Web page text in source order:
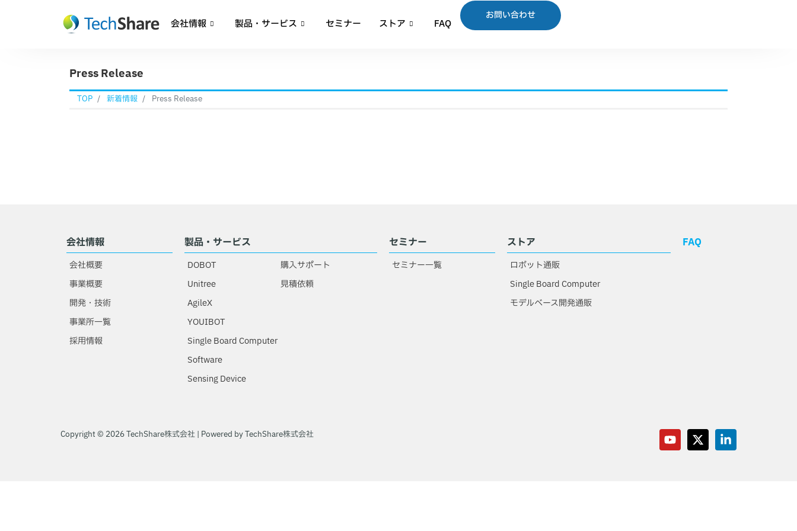
会社情報 製品・サービス セミナー ストア FAQ
お問い合わせ
Press Release
TOP 新着情報 Press Release
会社情報
会社概要
事業概要
開発・技術
事業所一覧
採用情報
製品・サービス
DOBOT
Unitree
AgileX
YOUIBOT
Single Board Computer
Software
Sensing Device
購入サポート
見積依頼
セミナー
セミナー一覧
ストア
ロボット通販
Single Board Computer
モデルベース開発通販
FAQ
Copyright © 2026 TechShare株式会社 | Powered by TechShare株式会社